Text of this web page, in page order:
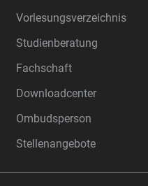
Vorlesungsverzeichnis
Studienberatung
Fachschaft
Downloadcenter
Ombudsperson
Stellenangebote